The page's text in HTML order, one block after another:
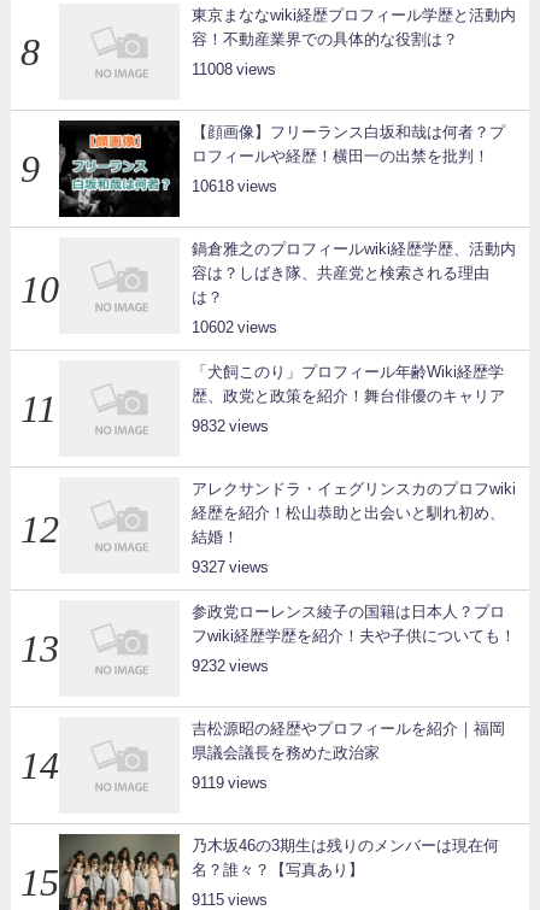
東京まななwiki経歴プロフィール学歴と活動内
容！不動産業界での具体的な役割は？
11008
【顔画像】フリーランス白坂和哉は何者？プ
ロフィールや経歴！横田一の出禁を批判！
10618
鍋倉雅之のプロフィールwiki経歴学歴、活動内
容は？しばき隊、共産党と検索される理由
は？
10602
「犬飼このり」プロフィール年齢Wiki経歴学
歴、政党と政策を紹介！舞台俳優のキャリア
9832
アレクサンドラ・イェグリンスカのプロフwiki
経歴を紹介！松山恭助と出会いと馴れ初め、
結婚！
9327
参政党ローレンス綾子の国籍は日本人？プロ
フwiki経歴学歴を紹介！夫や子供についても！
9232
吉松源昭の経歴やプロフィールを紹介｜福岡
県議会議長を務めた政治家
9119
乃木坂46の3期生は残りのメンバーは現在何
名？誰々？【写真あり】
9115